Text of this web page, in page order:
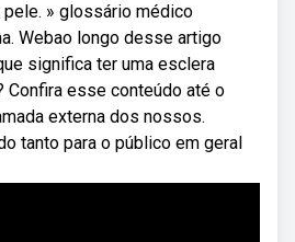
pele. » glossário médico
Webao longo desse artigo
significa ter uma esclera
Confira esse conteúdo até o
externa dos nossos.
tanto para o público em geral